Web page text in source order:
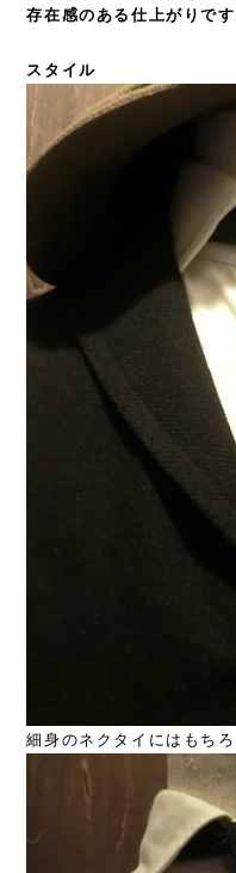
存在感のある仕上がりです
スタイル
細身のネクタイにはもち